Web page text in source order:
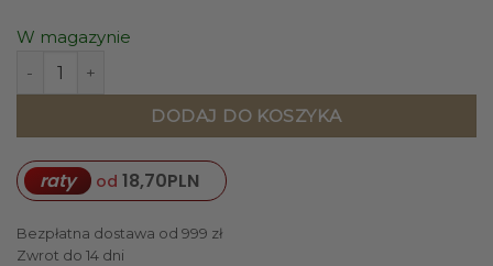
W magazynie
ilość LAMPA WISZĄCA metalowo-szklana grafitowy
DODAJ DO KOSZYKA
raty od 18,70PLN
Bezpłatna dostawa od 999 zł
Zwrot do 14 dni